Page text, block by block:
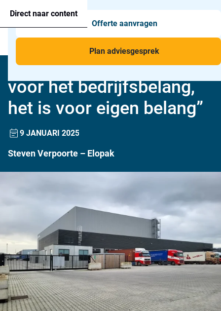
Direct naar content
Menu
Agressie alarmering
Man-down & BHV Alarmering
Voor wie
Toepassingen
Offerte aanvragen
Plan adviesgesprek
“Draag de alarmering niet
voor het bedrijfsbelang,
het is voor eigen belang”
9 JANUARI 2025
Steven Verpoorte – Elopak